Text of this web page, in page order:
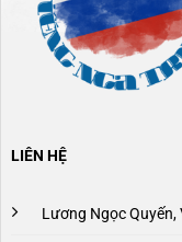
LIÊN HỆ
Lương Ngọc Quyến,